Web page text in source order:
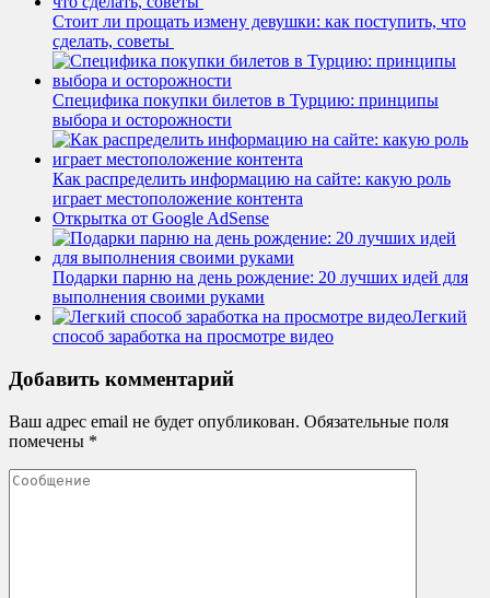
Стоит ли прощать измену девушки: как поступить, что
сделать, советы
Специфика покупки билетов в Турцию: принципы
выбора и осторожности
Как распределить информацию на сайте: какую роль
играет местоположение контента
Открытка от Google AdSense
Подарки парню на день рождение: 20 лучших идей для
выполнения своими руками
Легкий
способ заработка на просмотре видео
Добавить комментарий
Ваш адрес email не будет опубликован. Обязательные поля
помечены *